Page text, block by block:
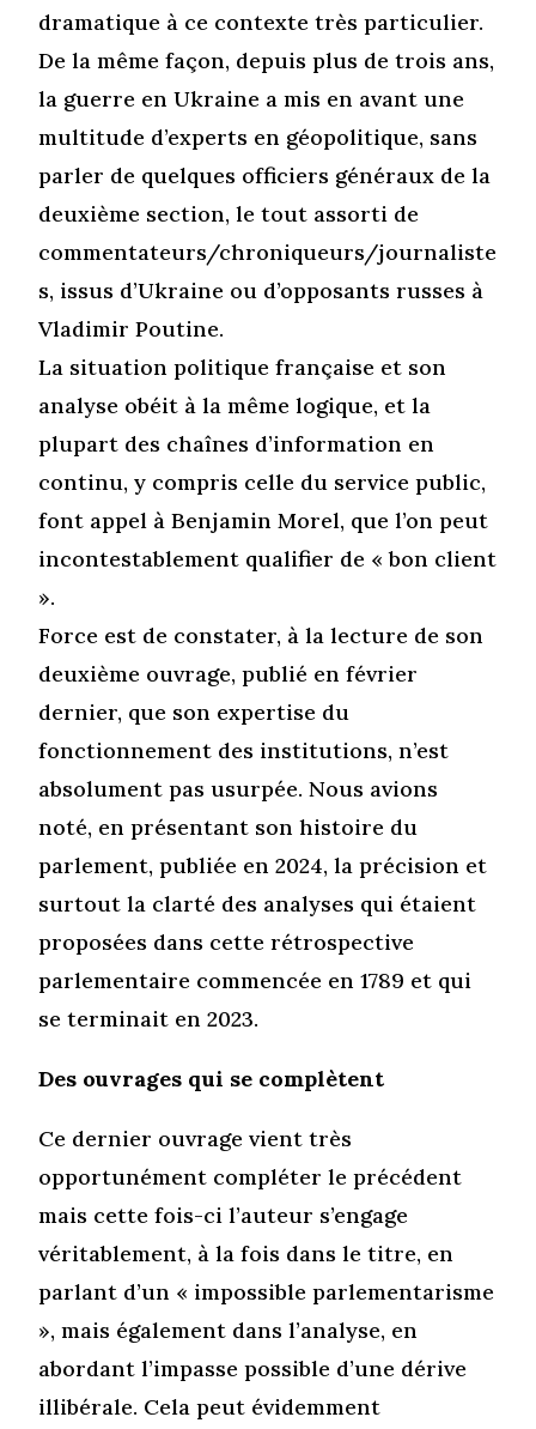
dramatique à ce contexte très particulier.
De la même façon, depuis plus de trois ans,
la guerre en Ukraine a mis en avant une
multitude d’experts en géopolitique, sans
parler de quelques officiers généraux de la
deuxième section, le tout assorti de
commentateurs/chroniqueurs/journaliste
s, issus d’Ukraine ou d’opposants russes à
Vladimir Poutine.
La situation politique française et son
analyse obéit à la même logique, et la
plupart des chaînes d’information en
continu, y compris celle du service public,
font appel à Benjamin Morel, que l’on peut
incontestablement qualifier de « bon client
».
Force est de constater, à la lecture de son
deuxième ouvrage, publié en février
dernier, que son expertise du
fonctionnement des institutions, n’est
absolument pas usurpée. Nous avions
noté, en présentant son histoire du
parlement, publiée en 2024, la précision et
surtout la clarté des analyses qui étaient
proposées dans cette rétrospective
parlementaire commencée en 1789 et qui
se terminait en 2023.
Des ouvrages qui se complètent
Ce dernier ouvrage vient très
opportunément compléter le précédent
mais cette fois-ci l’auteur s’engage
véritablement, à la fois dans le titre, en
parlant d’un « impossible parlementarisme
», mais également dans l’analyse, en
abordant l’impasse possible d’une dérive
illibérale. Cela peut évidemment